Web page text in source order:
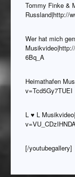
Tommy Finke &
Russland|http://
Wer hat mich
6Bq_A
Heimathafen
v=Tcd5Gy7TUEI
L ♥ L
[/youtubegallery]